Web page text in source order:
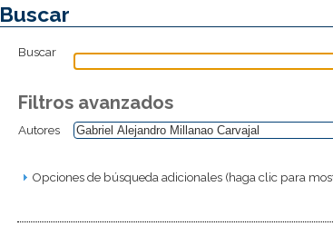
Buscar
Buscar
Filtros avanzados
Autores
Opciones de búsqueda adicionales (haga clic para